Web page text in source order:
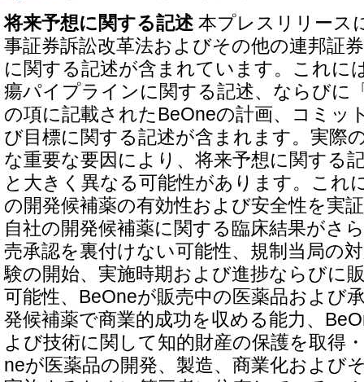
将来予想に関する記述 本プレスリリース
事証券訴訟改革法およびその他の連邦証
に関する記述が含まれています。これに
瘍パイプラインに関する記述、ならびに
の項に記載されたBeOneの計画、コミッ
び目標に関する記述が含まれます。実際
な重要な要因により、将来予想に関する
と大きく異なる可能性があります。これ
の開発候補薬の有効性および安全性を実
自社の開発候補薬に関する臨床結果がさ
売承認を裏付けない可能性、規制当局の
験の開始、実施時期および進捗ならびに
可能性、BeOneが販売中の医薬品および
発候補薬で商業的成功を収める能力、
よび技術に関して知的財産の保護を取得
neが医薬品の開発、製造、商業化および